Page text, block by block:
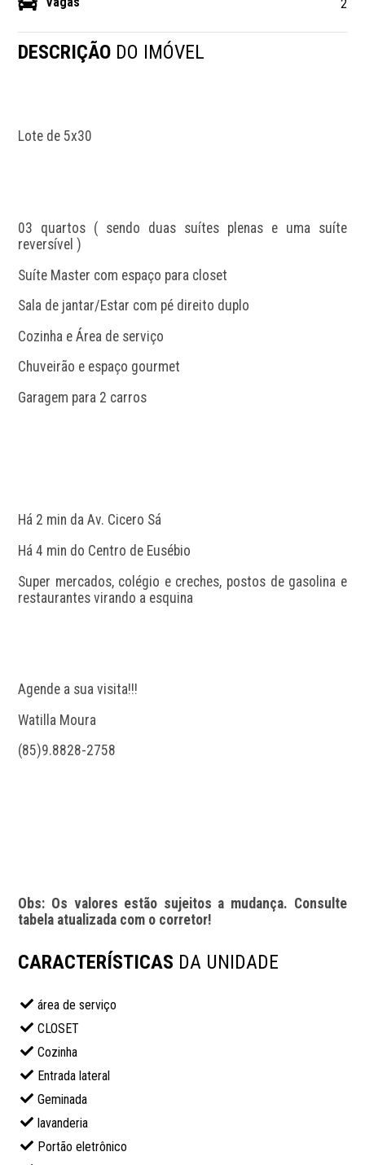
2
DESCRIÇÃO DO IMÓVEL
Lote de 5x30
03 quartos ( sendo duas suítes plenas e uma suíte
reversível )
Suíte Master com espaço para closet
Sala de jantar/Estar com pé direito duplo
Cozinha e Área de serviço
Chuveirão e espaço gourmet
Garagem para 2 carros
Há 2 min da Av. Cicero Sá
Há 4 min do Centro de Eusébio
Super mercados, colégio e creches, postos de gasolina e
restaurantes virando a esquina
Agende a sua visita!!!
Watilla Moura
(85)9.8828-2758
Obs: Os valores estão sujeitos a mudança. Consulte
tabela atualizada com o corretor!
CARACTERÍSTICAS DA UNIDADE
área de serviço
CLOSET
Cozinha
Entrada lateral
Geminada
lavanderia
Portão eletrônico